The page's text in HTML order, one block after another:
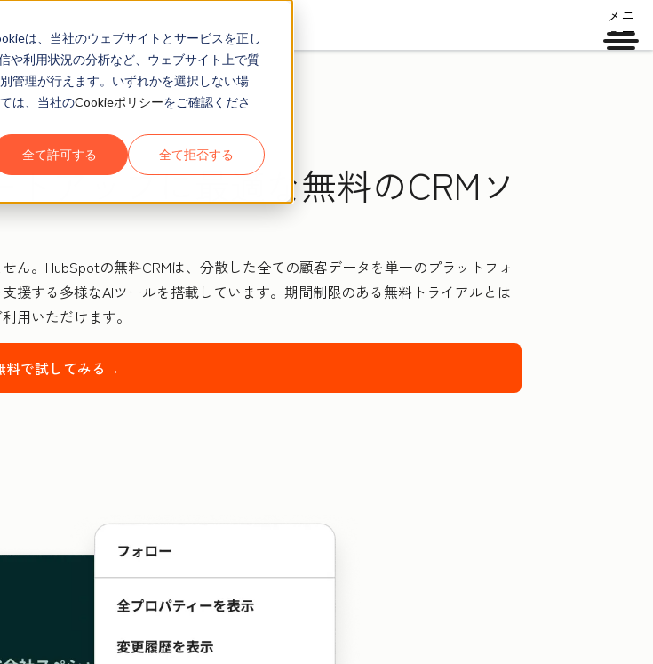
は、当社のウェブサイトとサービスを正し
や利用状況の分析など、ウェブサイト上で質
管理が行えます。いずれかを選択しない場
は、当社のCookieポリシーをご確認くださ
全て許可する 全て拒否する
メニ
ュー
トアップに最適な無料のCRMソ
ん。HubSpotの無料CRMは、分散した全ての顧客データを単一のプラットフォ
援する多様なAIツールを搭載しています。期間制限のある無料トライアルとは
用いただけます。
料で試してみる→